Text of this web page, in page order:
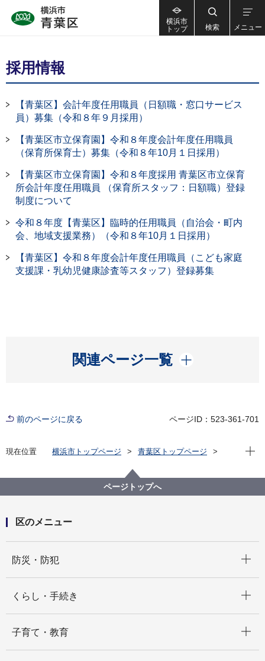
横浜市
トップ
検索 メニュー
採用情報
【青葉区】会計年度任用職員（日額職・窓口サービス
員）募集（令和８年９月採用）
【青葉区市立保育園】令和８年度会計年度任用職員
（保育所保育士）募集（令和８年10月１日採用）
【青葉区市立保育園】令和８年度採用 青葉区市立保育
所会計年度任用職員 （保育所スタッフ：日額職）登録
制度について
令和８年度【青葉区】臨時的任用職員（自治会・町内
会、地域支援業務）（令和８年10月１日採用）
【青葉区】令和８年度会計年度任用職員（こども家庭
支援課・乳幼児健康診査等スタッフ）登録募集
関連ページ一覧
開く
前のページに戻る ページID：523-361-701
現在位置 横浜市トップページ
青葉区トップページ
現在
ページトップへ
区のメニュー
防災・防犯
くらし・手続き
子育て・教育